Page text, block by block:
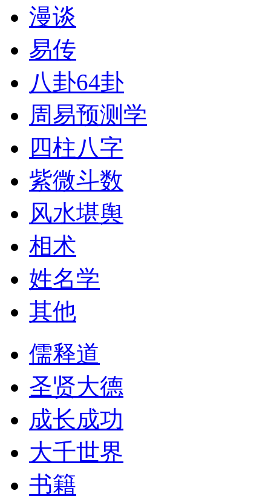
漫谈
易传
八卦64卦
周易预测学
四柱八字
紫微斗数
风水堪舆
相术
姓名学
其他
儒释道
圣贤大德
成长成功
大千世界
书籍